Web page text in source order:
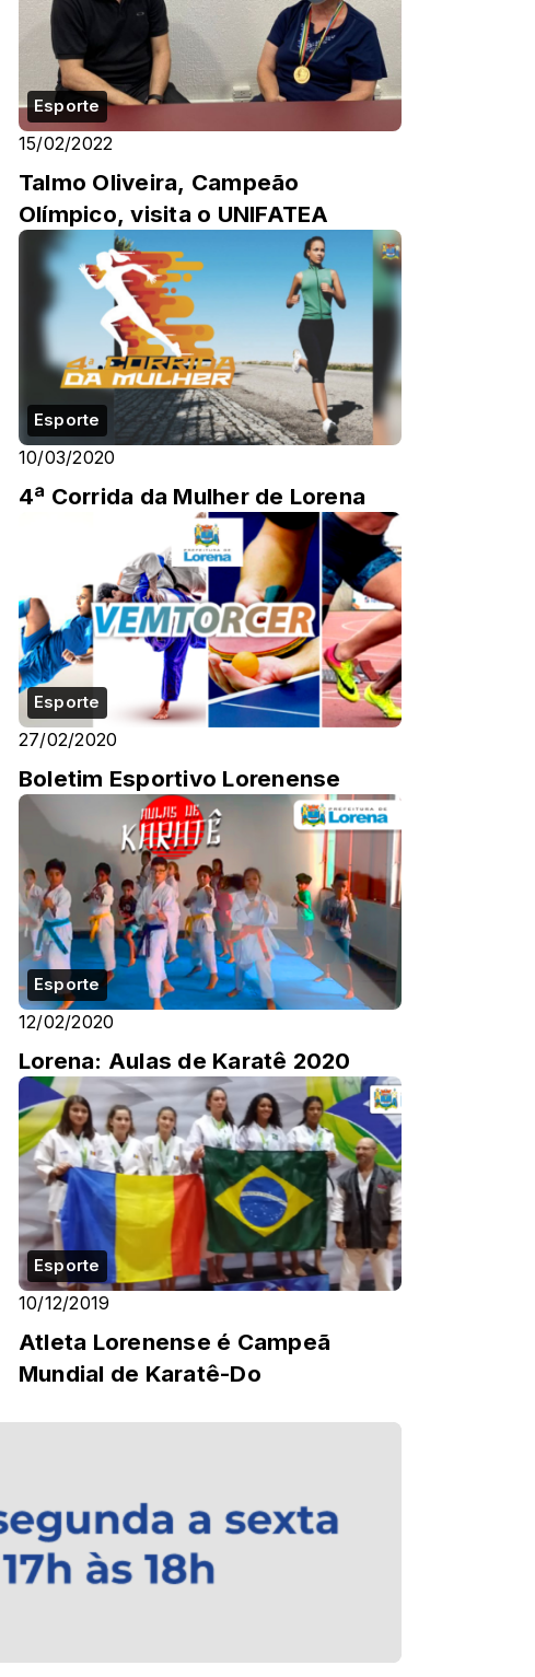
Esporte
15/02/2022
Talmo Oliveira, Campeão
Olímpico, visita o UNIFATEA
Esporte
10/03/2020
4ª Corrida da Mulher de Lorena
Esporte
27/02/2020
Boletim Esportivo Lorenense
Esporte
12/02/2020
Lorena: Aulas de Karatê 2020
Esporte
10/12/2019
Atleta Lorenense é Campeã
Mundial de Karatê-Do